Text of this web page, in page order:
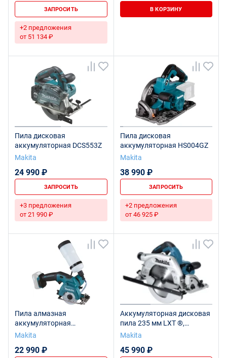
ЗАПРОСИТЬ
+2 предложения
от 51 134 ₽
В КОРЗИНУ
Пила дисковая
аккумуляторная DCS553Z
Makita
24 990 ₽
ЗАПРОСИТЬ
+3 предложения
от 21 990 ₽
Пила дисковая
аккумуляторная HS004GZ
Makita
38 990 ₽
ЗАПРОСИТЬ
+2 предложения
от 46 925 ₽
Пила алмазная
аккумуляторная
CC301DWAE CXT
Makita
22 990 ₽
Аккумуляторная дисковая
пила 235 мм LXT ®,
DHS900Z
Makita
45 990 ₽